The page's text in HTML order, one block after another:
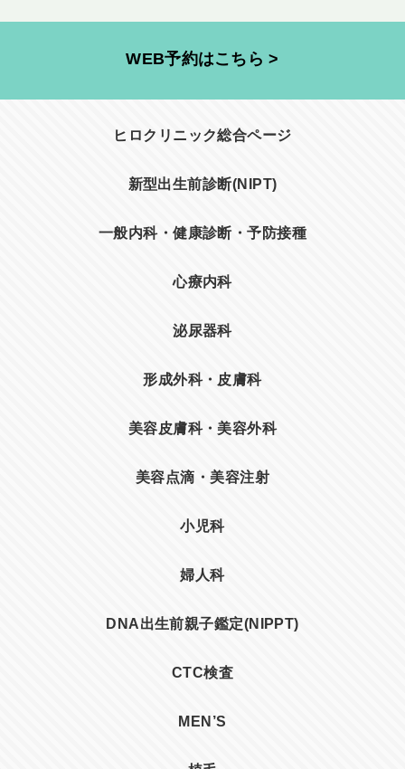
WEB予約はこちら >
ヒロクリニック総合ページ
新型出生前診断(NIPT)
一般内科・健康診断・予防接種
心療内科
泌尿器科
形成外科・皮膚科
美容皮膚科・美容外科
美容点滴・美容注射
小児科
婦人科
DNA出生前親子鑑定(NIPPT)
CTC検査
MEN’S